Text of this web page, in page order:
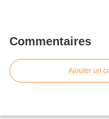
Commentaires
Ajouter un